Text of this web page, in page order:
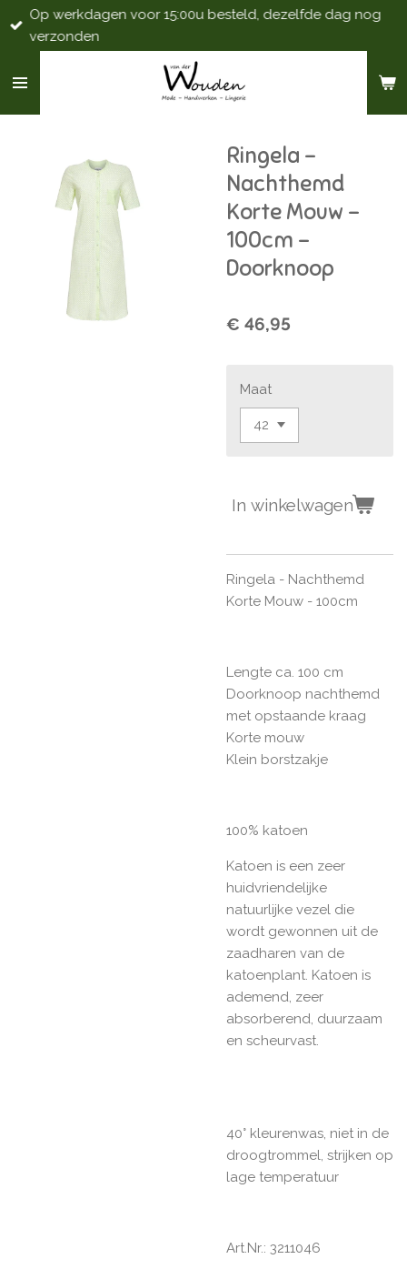
Ga
direct
de
Op werkdagen voor 15:00u besteld, dezelfde dag nog
verzonden
Ringela -
Nachthemd
Korte Mouw -
100cm -
Doorknoop
€ 46,95
Maat
In winkelwagen
Ringela - Nachthemd
Korte Mouw - 100cm
Lengte ca. 100 cm
Doorknoop nachthemd
met opstaande kraag
Korte mouw
Klein borstzakje
100% katoen
Katoen is een zeer
huidvriendelijke
natuurlijke vezel die
wordt gewonnen uit de
zaadharen van de
katoenplant. Katoen is
ademend, zeer
absorberend, duurzaam
en scheurvast.
40° kleurenwas, niet in de
droogtrommel, strijken op
lage temperatuur
Art.Nr.: 3211046